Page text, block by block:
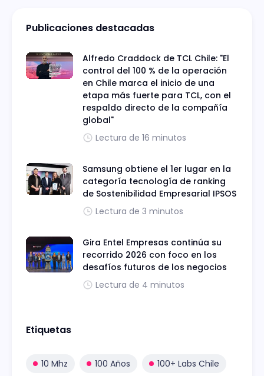
Publicaciones destacadas
Alfredo Craddock de TCL Chile: "El
control del 100 % de la operación
en Chile marca el inicio de una
etapa más fuerte para TCL, con el
respaldo directo de la compañía
global"
Lectura de 16 minutos
Samsung obtiene el 1er lugar en la
categoría tecnología de ranking
de Sostenibilidad Empresarial IPSOS
Lectura de 3 minutos
Gira Entel Empresas continúa su
recorrido 2026 con foco en los
desafíos futuros de los negocios
Lectura de 4 minutos
Etiquetas
10 Mhz 100 Años 100+ Labs Chile